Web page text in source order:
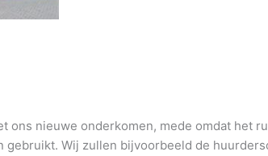
ons nieuwe onderkomen, mede omdat het
Wij zullen bijvoorbeeld de